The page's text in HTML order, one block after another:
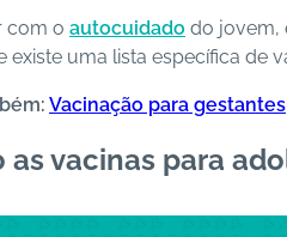
com o autocuidado do jovem,
existe uma lista específica de
Vacinação para gestantes
as vacinas para